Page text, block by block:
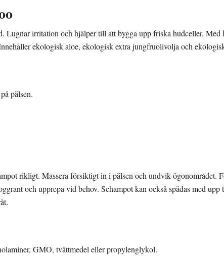
irritation och hjälper till att bygga upp friska hudceller. Med
ekologisk aloe, ekologisk extra jungfruolivolja och
pälsen.
rikligt. Massera försiktigt in i pälsen och undvik ögonområdet.
och upprepa vid behov. Schampot kan också spädas med upp
GMO, tvättmedel eller propylenglykol.